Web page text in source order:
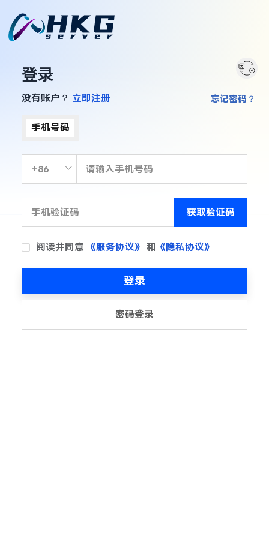
登录
没有账户？ 立即注册
手机号码
获取验证码
阅读并同意 《服务协议》 和 《隐私协议》
忘记密码？
登录
密码登录